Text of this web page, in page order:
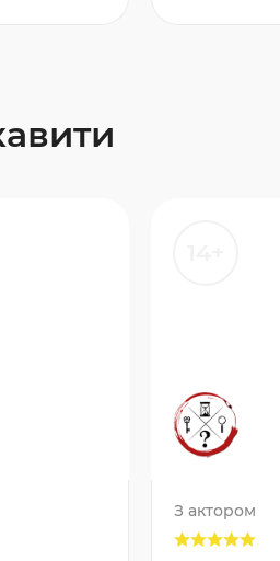
З актором